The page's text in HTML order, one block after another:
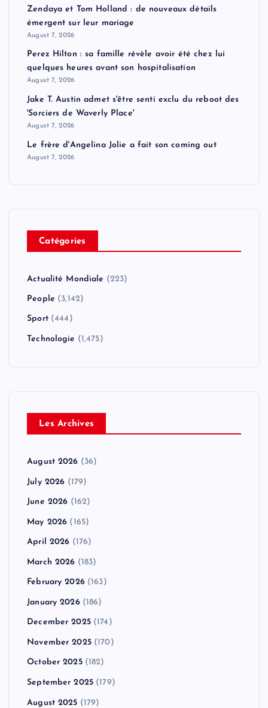
Zendaya et Tom Holland : de nouveaux détails
émergent sur leur mariage
August 7, 2026
Perez Hilton : sa famille révèle avoir été chez lui
quelques heures avant son hospitalisation
August 7, 2026
Jake T. Austin admet s'être senti exclu du reboot des
'Sorciers de Waverly Place'
August 7, 2026
Le frère d'Angelina Jolie a fait son coming out
August 7, 2026
Catégories
Actualité Mondiale (223)
People (3,142)
Sport(444)
Technologie (1,475)
Les Archives
August 2026 (36)
July 2026 (179)
June 2026 (162)
May 2026 (165)
April 2026 (176)
March 2026 (183)
February 2026(163)
January 2026(186)
December 2025(174)
November 2025(170)
October 2025(182)
September 2025 (179)
August 2025 (179)